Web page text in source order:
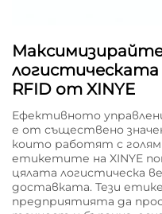
RFID от XINYE
Ефективното
е от съществено
които работят с
етикетите на XINYE
цялата логистическа
доставката. Тези
предприятията да